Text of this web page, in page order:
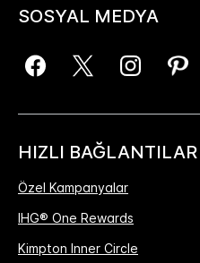
SOSYAL MEDYA
HIZLI BAĞLANTILAR
Özel Kampanyalar
IHG® One Rewards
Kimpton Inner Circle